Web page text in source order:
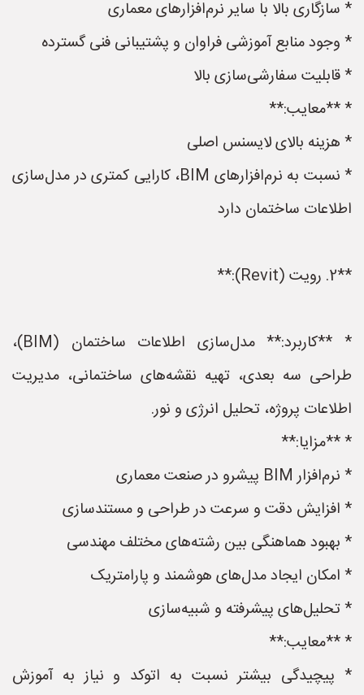
* سازگاری بالا با سایر نرم‌افزارهای معماری
* وجود منابع آموزشی فراوان و پشتیبانی فنی گسترده
* قابلیت سفارشی‌سازی بالا
* **معایب:**
* هزینه بالای لایسنس اصلی
* نسبت به نرم‌افزارهای BIM، کارایی کمتری در مدل‌سازی
اطلاعات ساختمان دارد
**2. رویت (Revit):**
* **کاربرد:** مدل‌سازی اطلاعات ساختمان (BIM)،
طراحی سه بعدی، تهیه نقشه‌های ساختمانی، مدیریت
اطلاعات پروژه، تحلیل انرژی و نور.
* **مزایا:**
* نرم‌افزار BIM پیشرو در صنعت معماری
* افزایش دقت و سرعت در طراحی و مستندسازی
* بهبود هماهنگی بین رشته‌های مختلف مهندسی
* امکان ایجاد مدل‌های هوشمند و پارامتریک
* تحلیل‌های پیشرفته و شبیه‌سازی
* **معایب:**
* پیچیدگی بیشتر نسبت به اتوکد و نیاز به آموزش